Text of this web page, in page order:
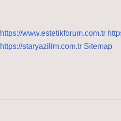
https://www.estetikforum.com.tr
https://staryazilim.com.tr Sitemap